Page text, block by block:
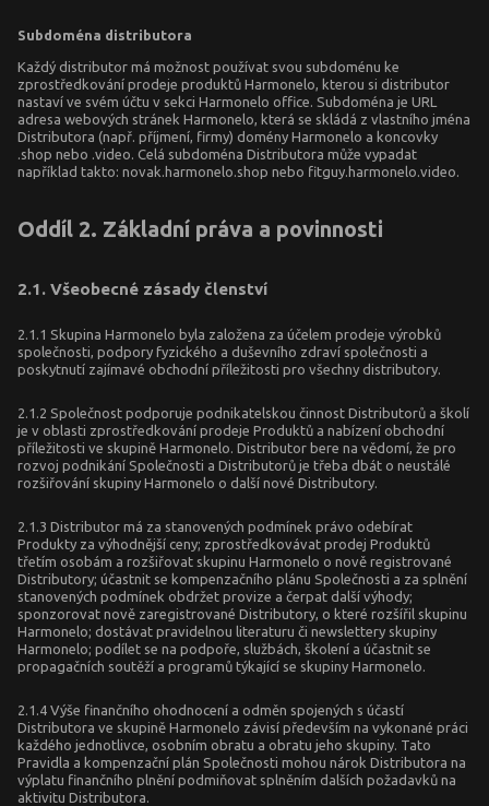
Subdoména distributora
Každý distributor má možnost používat svou subdoménu ke
zprostředkování prodeje produktů Harmonelo, kterou si distributor
nastaví ve svém účtu v sekci Harmonelo office. Subdoména je URL
adresa webových stránek Harmonelo, která se skládá z vlastního jména
Distributora (např. příjmení, firmy) domény Harmonelo a koncovky
.shop nebo .video. Celá subdoména Distributora může vypadat
například takto: novak.harmonelo.shop nebo fitguy.harmonelo.video.
Oddíl 2. Základní práva a povinnosti
2.1. Všeobecné zásady členství
2.1.1 Skupina Harmonelo byla založena za účelem prodeje výrobků
společnosti, podpory fyzického a duševního zdraví společnosti a
poskytnutí zajímavé obchodní příležitosti pro všechny distributory.
2.1.2 Společnost podporuje podnikatelskou činnost Distributorů a školí
je v oblasti zprostředkování prodeje Produktů a nabízení obchodní
příležitosti ve skupině Harmonelo. Distributor bere na vědomí, že pro
rozvoj podnikání Společnosti a Distributorů je třeba dbát o neustálé
rozšiřování skupiny Harmonelo o další nové Distributory.
2.1.3 Distributor má za stanovených podmínek právo odebírat
Produkty za výhodnější ceny; zprostředkovávat prodej Produktů
třetím osobám a rozšiřovat skupinu Harmonelo o nově registrované
Distributory; účastnit se kompenzačního plánu Společnosti a za splnění
stanovených podmínek obdržet provize a čerpat další výhody;
sponzorovat nově zaregistrované Distributory, o které rozšířil skupinu
Harmonelo; dostávat pravidelnou literaturu či newslettery skupiny
Harmonelo; podílet se na podpoře, službách, školení a účastnit se
propagačních soutěží a programů týkající se skupiny Harmonelo.
2.1.4 Výše finančního ohodnocení a odměn spojených s účastí
Distributora ve skupině Harmonelo závisí především na vykonané práci
každého jednotlivce, osobním obratu a obratu jeho skupiny. Tato
Pravidla a kompenzační plán Společnosti mohou nárok Distributora na
výplatu finančního plnění podmiňovat splněním dalších požadavků na
aktivitu Distributora.